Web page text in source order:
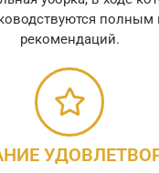
полным
рекомендаций.